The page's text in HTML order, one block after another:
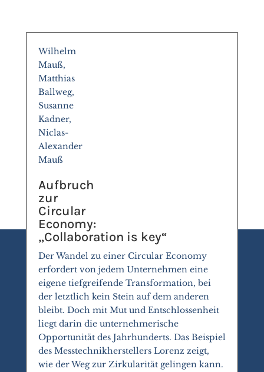
Wilhelm
Mauß,
Matthias
Ballweg,
Susanne
Kadner,
Niclas-
Alexander
Mauß
Aufbruch
zur
Circular
Economy:
„Collaboration is key“
Der Wandel zu einer Circular Economy
erfordert von jedem Unternehmen eine
eigene tiefgreifende Transformation, bei
der letztlich kein Stein auf dem anderen
bleibt. Doch mit Mut und Entschlossenheit
liegt darin die unternehmerische
Opportunität des Jahrhunderts. Das Beispiel
des Messtechnikherstellers Lorenz zeigt,
wie der Weg zur Zirkularität gelingen kann.